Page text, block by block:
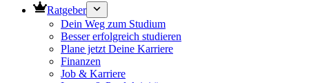
Ratgeber
Dein Weg zum Studium
Besser erfolgreich studieren
Plane jetzt Deine Karriere
Finanzen
Job & Karriere